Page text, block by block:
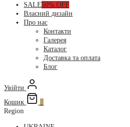
SALE50% OFF
Власний дизайн
Про нас
Контакти
Галерея
Каталог
Доставка та оплата
Блог
Увійти
Кошик
Region